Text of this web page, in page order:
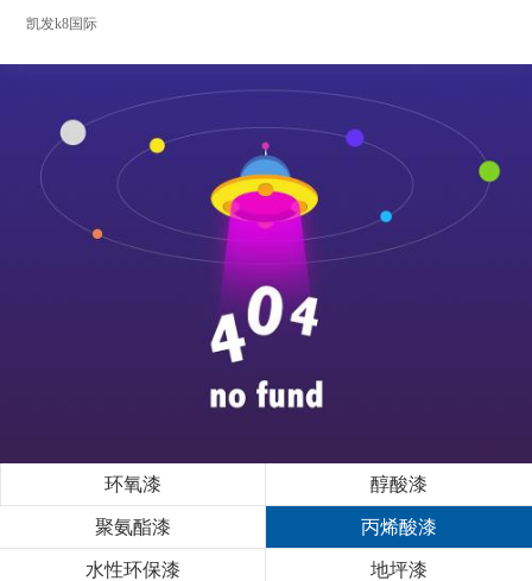
凯发k8国际
环氧漆 醇酸漆
聚氨酯漆 丙烯酸漆
水性环保漆 地坪漆